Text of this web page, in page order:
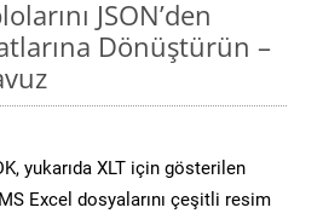
JSON’den
Dönüştürün –
yukarıda XLT için gösterilen
Excel dosyalarını çeşitli resim